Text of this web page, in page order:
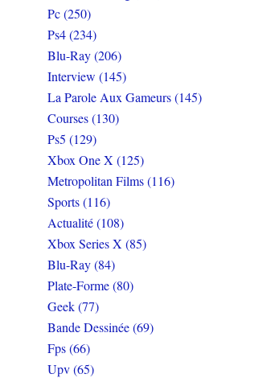
Pc (250)
Ps4 (234)
Blu-Ray (206)
Interview (145)
La Parole Aux Gameurs (145)
Courses (130)
Ps5 (129)
Xbox One X (125)
Metropolitan Films (116)
Sports (116)
Actualité (108)
Xbox Series X (85)
Blu-Ray (84)
Plate-Forme (80)
Geek (77)
Bande Dessinée (69)
Fps (66)
Upv (65)